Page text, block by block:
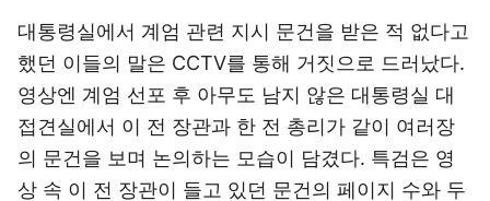
대통령실에서 계엄 관련 지시 문건을 받은 적 없다고
했던 이들의 말은 CCTV를 통해 거짓으로 드러났다.
영상엔 계엄 선포 후 아무도 남지 않은 대통령실 대
접견실에서 이 전 장관과 한 전 총리가 같이 여러장
의 문건을 보며 논의하는 모습이 담겼다. 특검은 영
상 속 이 전 장관이 들고 있던 문건의 페이지 수와 두